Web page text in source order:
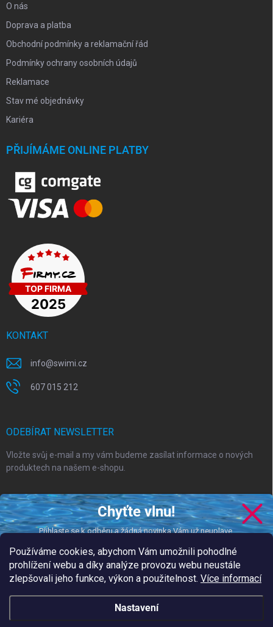
Používáme cookies, abychom Vám umožnili pohodlné
prohlížení webu a díky analýze provozu webu neustále
zlepšovali jeho funkce, výkon a použitelnost. Více informací
Nastavení
O nás
Doprava a platba
Obchodní podmínky a reklamační řád
Podmínky ochrany osobních údajů
Reklamace
Stav mé objednávky
Kariéra
PŘIJÍMÁME ONLINE PLATBY
KONTAKT
info@swimi.cz
607 015 212
ODEBÍRAT NEWSLETTER
Vložte svůj e-mail a my vám budeme zasílat informace o nových
produktech na našem e-shopu.
E-MAIL
Vložením e-mailu souhlasíte spodmínkami ochrany osobních údajů
Přihlásit se
Chyťte vlnu!
Přihlaste se k odběru a žádná novinka Vám už neuplave.
CHCI DOSTÁVAT NOVINKY
Vložením e-mailu souhlasíte s našimi